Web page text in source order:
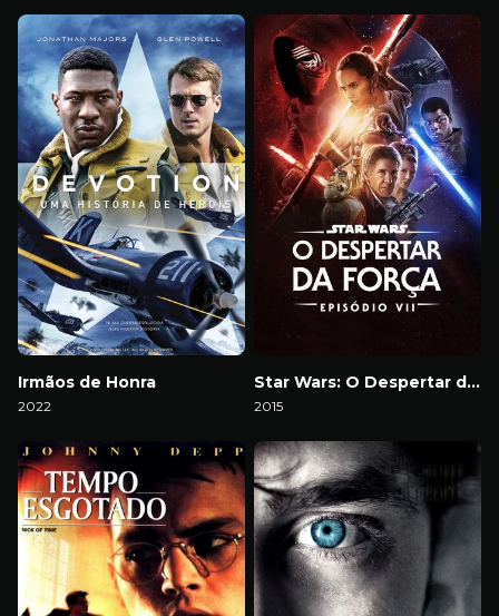
Irmãos de Honra
2022
Star Wars: O Despertar da Força
2015